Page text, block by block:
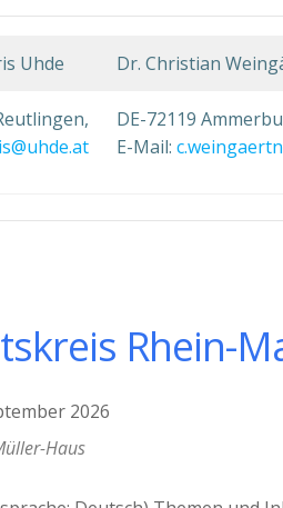
Uhde Dr. Christian
DE-72119
E-Mail:
Rhein-
2026
Haus